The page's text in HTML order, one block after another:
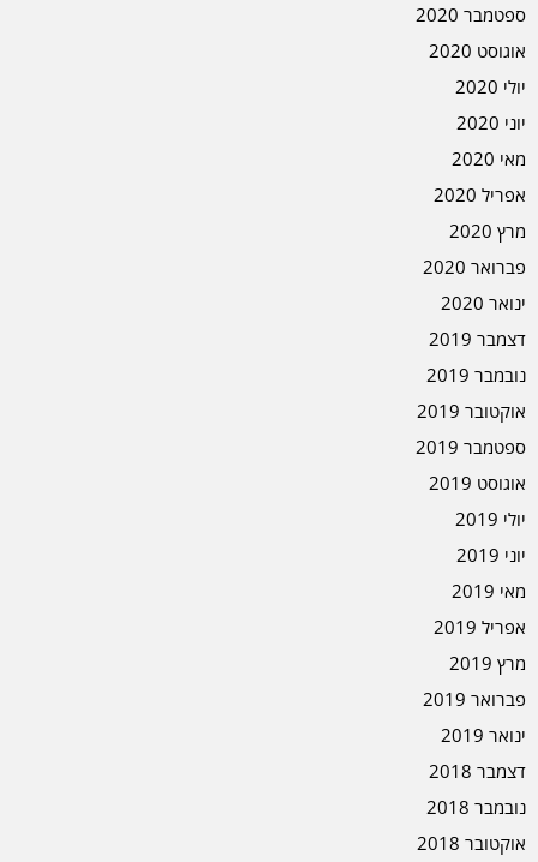
ספטמבר 2020
אוגוסט 2020
יולי 2020
יוני 2020
מאי 2020
אפריל 2020
מרץ 2020
פברואר 2020
ינואר 2020
דצמבר 2019
נובמבר 2019
אוקטובר 2019
ספטמבר 2019
אוגוסט 2019
יולי 2019
יוני 2019
מאי 2019
אפריל 2019
מרץ 2019
פברואר 2019
ינואר 2019
דצמבר 2018
נובמבר 2018
אוקטובר 2018